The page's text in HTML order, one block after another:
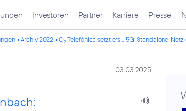
Investoren Partner Karriere Presse
Archiv 2022 O2Telefónica setzt ers... 5G-Standalone-Netz
03.03.2025